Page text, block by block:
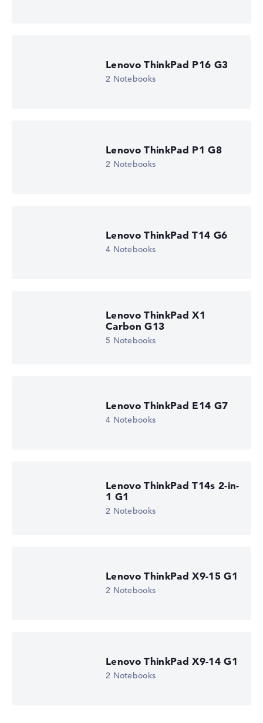
Lenovo ThinkPad P16 G3
2 Notebooks
Lenovo ThinkPad P1 G8
2 Notebooks
Lenovo ThinkPad T14 G6
4 Notebooks
Lenovo ThinkPad X1
Carbon G13
5 Notebooks
Lenovo ThinkPad E14 G7
4 Notebooks
Lenovo ThinkPad T14s 2-in-
1 G1
2 Notebooks
Lenovo ThinkPad X9-15 G1
2 Notebooks
Lenovo ThinkPad X9-14 G1
2 Notebooks